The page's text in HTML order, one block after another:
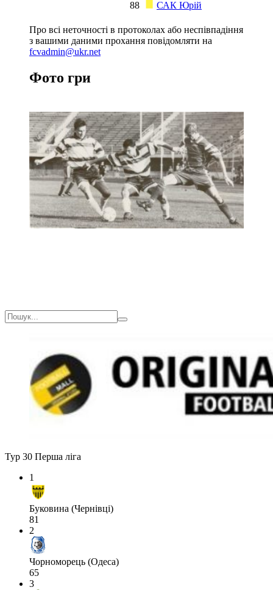
88 САК Юрій
Про всі неточності в протоколах або неспівпадіння
з вашими даними прохання повідомляти на
fcvadmin@ukr.net
Фото гри
Тур 30 Перша ліга
1
Буковина (Чернівці)
81
2
Чорноморець (Одеса)
65
3